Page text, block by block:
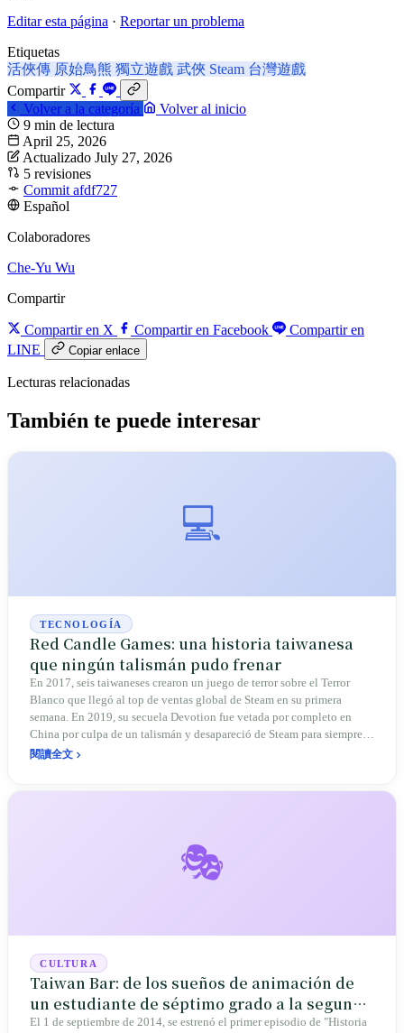
Editar esta página · Reportar un problema
Etiquetas
活俠傳 原始鳥熊 獨立遊戲 武俠 Steam 台灣遊戲
Compartir
Volver a la categoría
Volver al inicio
9 min de lectura
April 25, 2026
Actualizado July 27, 2026
5 revisiones
Commit afdf727
Español
Colaboradores
Che-Yu Wu
Compartir
Compartir en X Compartir en Facebook
Compartir en
LINE
Copiar enlace
Lecturas relacionadas
También te puede interesar
💻
TECNOLOGÍA
Red Candle Games: una historia taiwanesa
que ningún talismán pudo frenar
En 2017, seis taiwaneses crearon un juego de terror sobre el Terror
Blanco que llegó al top de ventas global de Steam en su primera
semana. En 2019, su secuela Devotion fue vetada por completo en
China por culpa de un talismán y desapareció de Steam para siempre.
En 2024 vendieron 800.000 copias del action-game daoísta-punk
閱讀全文
🎭
CULTURA
Taiwan Bar: de los sueños de animación de
un estudiante de séptimo grado a la segunda
etapa de la educación digital
El 1 de septiembre de 2014, se estrenó el primer episodio de "Historia